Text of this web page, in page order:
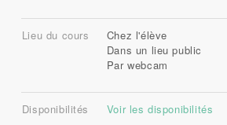
Lieu du cours
Chez l'élève
Dans un lieu public
Par webcam
Disponibilités Voir les disponibilités